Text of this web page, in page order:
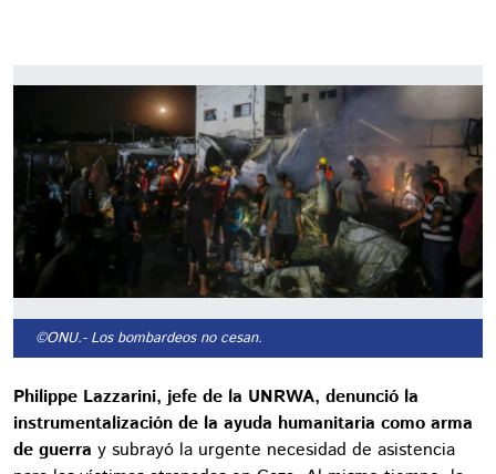
©ONU.- Los bombardeos no cesan.
Philippe Lazzarini, jefe de la UNRWA, denunció la
instrumentalización de la ayuda humanitaria como arma
de guerra y subrayó la urgente necesidad de asistencia